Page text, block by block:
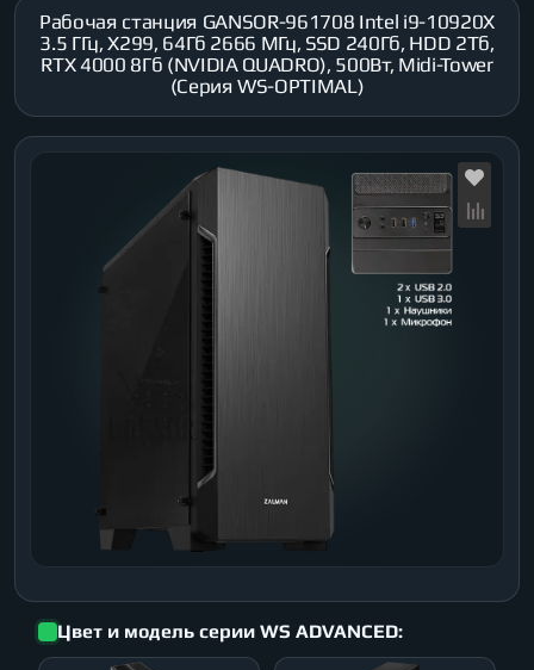
Рабочая станция GANSOR-961708 Intel i9-10920X
3.5 ГГц, X299, 64Гб 2666 МГц, SSD 240Гб, HDD 2Тб,
RTX 4000 8Гб (NVIDIA QUADRO), 500Вт, Midi-Tower
(Серия WS-OPTIMAL)
Цвет и модель серии WS ADVANCED: